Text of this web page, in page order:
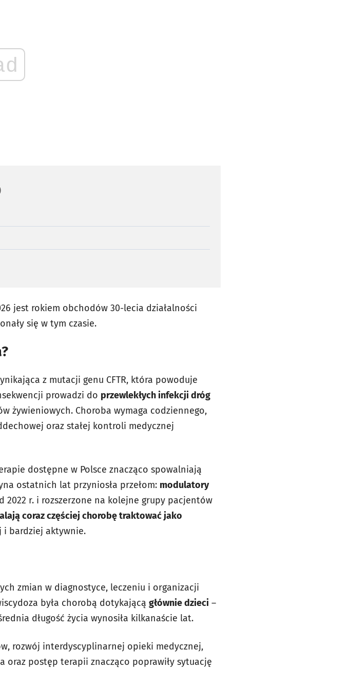
jest rokiem obchodów 30-lecia działalności
się w tym czasie.
z mutacji genu CFTR, która powoduje
prowadzi do przewlekłych infekcji dróg
żywieniowych. Choroba wymaga codziennego,
oraz stałej kontroli medycznej
dostępne w Polsce znacząco spowalniają
ostatnich lat przyniosła przełom: modulatory
2022 r. i rozszerzone na kolejne grupy pacjentów
coraz częściej chorobę traktować jako
i bardziej aktywnie.
zmian w diagnostyce, leczeniu i organizacji
była chorobą dotykającą głównie dzieci –
długość życia wynosiła kilkanaście lat.
rozwój interdyscyplinarnej opieki medycznej,
postęp terapii znacząco poprawiły sytuację